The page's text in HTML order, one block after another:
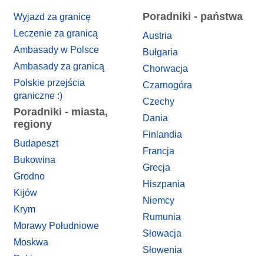
Wyjazd za granicę
Leczenie za granicą
Ambasady w Polsce
Ambasady za granicą
Polskie przejścia
graniczne :)
Poradniki - miasta,
regiony
Budapeszt
Bukowina
Grodno
Kijów
Krym
Morawy Południowe
Moskwa
Poradniki - państwa
Austria
Bułgaria
Chorwacja
Czarnogóra
Czechy
Dania
Finlandia
Francja
Grecja
Hiszpania
Niemcy
Rumunia
Słowacja
Słowenia